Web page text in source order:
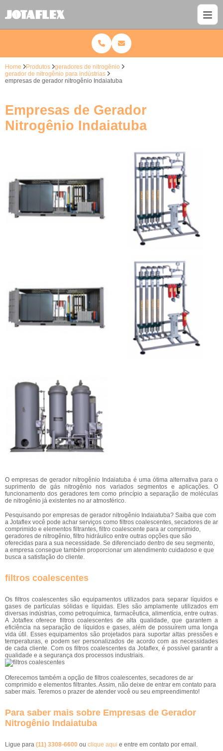
Home Produtos
geradores de nitrogênio
gerador de nitrogênio para indústrias
empresas de gerador nitrogênio Indaiatuba
Empresas de Gerador
Nitrogênio Indaiatuba
O empresas de gerador nitrogênio Indaiatuba é uma ótima alternativa para o
suprimento de gás nitrogênio nos variados segmentos e aplicações. O
funcionamento dos geradores tem como princípio a separação de moléculas
de nitrogênio já existentes no ar atmosférico.
Pesquisando por empresas de gerador nitrogênio Indaiatuba? Saiba que com
a Jotaflex você pode achar serviços como filtros coalescentes, secadores de ar
comprimido e elementos filtrantes, filtro coalescente para ar comprimido,
geradores de nitrogênio, filtro hidráulico entre outras opções que são
oferecidas para a sua necessidade. Se diferenciado dentro de seu segmento,
a empresa consegue também proporcionar um atendimento cuidadoso e que
busca a satisfação do cliente.
filtros coalescentes
Os filtros coalescentes são equipamentos utilizados para separar líquidos e
gases de partículas sólidas e líquidas. Eles são amplamente utilizados em
diversas indústrias, como petroquímica, farmacêutica, alimentícia, entre outras.
A Jotaflex oferece filtros coalescentes de alta qualidade, que garantem a
eficiência na separação de líquidos e gases, além de possuírem uma longa
vida útil. Esses equipamentos são projetados para suportar altas pressões e
temperaturas, e podem ser personalizados de acordo com as necessidades
de cada cliente. Com os filtros coalescentes da Jotaflex, é possível garantir a
qualidade e a segurança dos processos industriais.
Oferecemos também a opção de filtros coalescentes, secadores de ar
comprimido e elementos filtrantes. Assim, não deixe de entrar em contato para
saber mais. Teremos o prazer de atender você ou seu empreendimento!
Para saber mais sobre Empresas de Gerador
Nitrogênio Indaiatuba
Ligue para (11) 3308-6600 ou clique aqui e entre em contato por email.